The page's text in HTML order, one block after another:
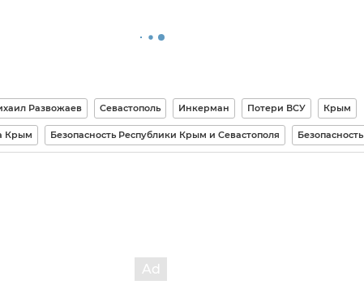
Развожаев Севастополь Инкерман Потери ВСУ Крым
Крым Безопасность Республики Крым и Севастополя Безопасность